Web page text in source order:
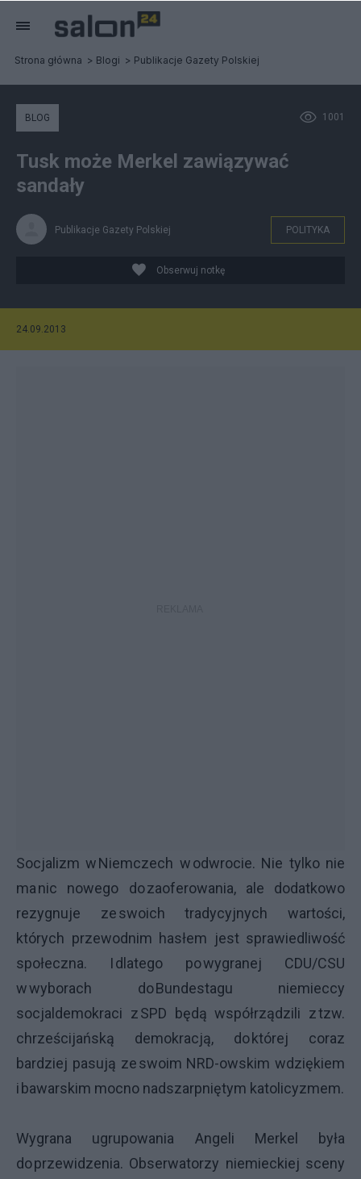
Strona główna Blogi Publikacje Gazety Polskiej
1001
BLOG
Tusk może Merkel zawiązywać
sandały
Publikacje Gazety Polskiej POLITYKA
Obserwuj notkę
24.09.2013
Socjalizm w Niemczech w odwrocie. Nie tylko nie
ma nic nowego do zaoferowania, ale dodatkowo
rezygnuje ze swoich tradycyjnych wartości,
których przewodnim hasłem jest sprawiedliwość
społeczna. I dlatego po wygranej CDU/CSU
w wyborach do Bundestagu niemieccy
socjaldemokraci z SPD będą współrządzili z tzw.
chrześcijańską demokracją, do której coraz
bardziej pasują ze swoim NRD-owskim wdziękiem
i bawarskim mocno nadszarpniętym katolicyzmem.
Wygrana ugrupowania Angeli Merkel była
do przewidzenia. Obserwatorzy niemieckiej sceny